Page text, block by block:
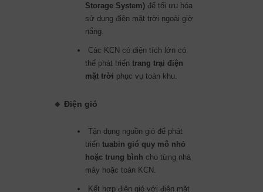
Storage System) để tối ưu hóa
sử dụng điện mặt trời ngoài giờ
nắng.
Các KCN có diện tích lớn có
thể phát triển trang trại điện
mặt trời phục vụ toàn khu.
🔹 Điện gió
Tận dụng nguồn gió để phát
triển tuabin gió quy mô nhỏ
hoặc trung bình cho từng nhà
máy hoặc toàn KCN.
Kết hợp điện gió với điện mặt